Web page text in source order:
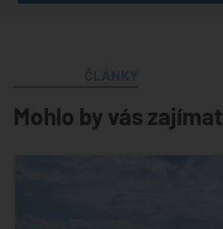
Mohlo by vás zajímat